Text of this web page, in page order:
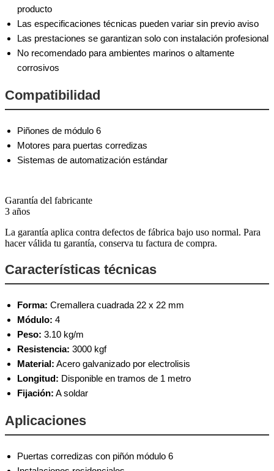
producto
Las especificaciones técnicas pueden variar sin previo aviso
Las prestaciones se garantizan solo con instalación profesional
No recomendado para ambientes marinos o altamente
corrosivos
Compatibilidad
Piñones de módulo 6
Motores para puertas corredizas
Sistemas de automatización estándar
Garantía del fabricante
3 años
La garantía aplica contra defectos de fábrica bajo uso normal. Para
hacer válida tu garantía, conserva tu factura de compra.
Características técnicas
Forma: Cremallera cuadrada 22 x 22 mm
Módulo: 4
Peso: 3.10 kg/m
Resistencia: 3000 kgf
Material: Acero galvanizado por electrolisis
Longitud: Disponible en tramos de 1 metro
Fijación: A soldar
Aplicaciones
Puertas corredizas con piñón módulo 6